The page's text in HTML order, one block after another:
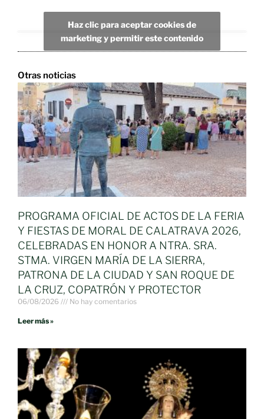
Haz clic para aceptar cookies de
marketing y permitir este contenido
Otras noticias
PROGRAMA OFICIAL DE ACTOS DE LA FERIA
Y FIESTAS DE MORAL DE CALATRAVA 2026,
CELEBRADAS EN HONOR A NTRA. SRA.
STMA. VIRGEN MARÍA DE LA SIERRA,
PATRONA DE LA CIUDAD Y SAN ROQUE DE
LA CRUZ, COPATRÓN Y PROTECTOR
06/08/2026 No hay comentarios
Leer más »